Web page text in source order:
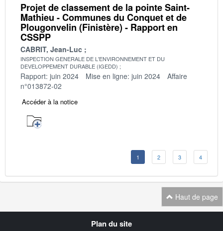
Projet de classement de la pointe Saint-
Mathieu - Communes du Conquet et de
Plougonvelin (Finistère) - Rapport en
CSSPP
CABRIT, Jean-Luc
INSPECTION GENERALE DE L'ENVIRONNEMENT ET DU
DEVELOPPEMENT DURABLE (IGEDD)
Rapport: juin 2024 Mise en ligne: juin 2024
Affaire
n°013872-02
Accéder à la notice
1 2 3 4
Haut de page
Plan du site